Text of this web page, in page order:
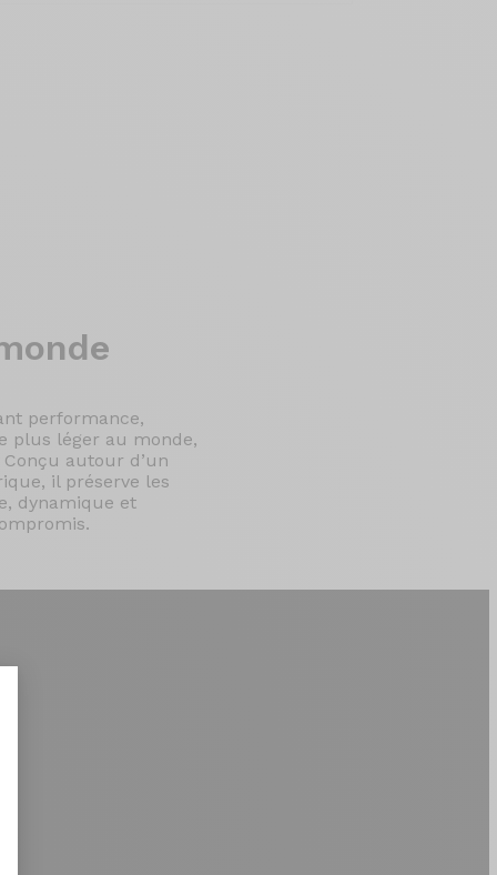
performance,
plus léger au monde,
autour d’un
il préserve les
dynamique et